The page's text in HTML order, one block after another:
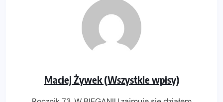
Maciej Żywek (Wszystkie wpisy)